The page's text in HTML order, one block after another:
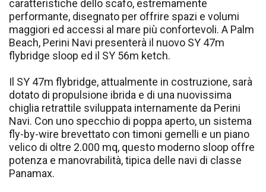
caratteristiche dello scafo, estremamente
performante, disegnato per offrire spazi e volumi
maggiori ed accessi al mare più confortevoli. A Palm
Beach, Perini Navi presenterà il nuovo SY 47m
flybridge sloop ed il SY 56m ketch.
Il SY 47m flybridge, attualmente in costruzione, sarà
dotato di propulsione ibrida e di una nuovissima
chiglia retrattile sviluppata internamente da Perini
Navi. Con uno specchio di poppa aperto, un sistema
fly-by-wire brevettato con timoni gemelli e un piano
velico di oltre 2.000 mq, questo moderno sloop offre
potenza e manovrabilità, tipica delle navi di classe
Panamax.